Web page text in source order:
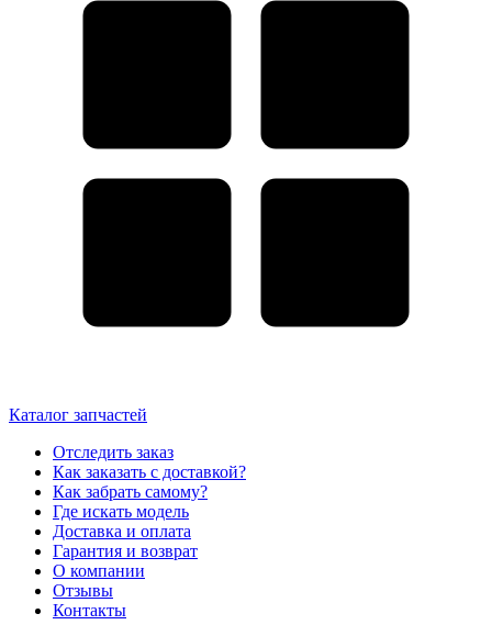
Каталог запчастей
Отследить заказ
Как заказать с доставкой?
Как забрать самому?
Где искать модель
Доставка и оплата
Гарантия и возврат
О компании
Отзывы
Контакты